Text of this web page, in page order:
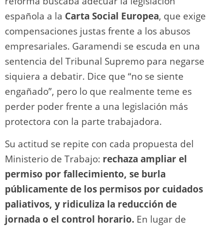
española a la Carta Social Europea, que exige
compensaciones justas frente a los abusos
empresariales. Garamendi se escuda en una
sentencia del Tribunal Supremo para negarse
siquiera a debatir. Dice que “no se siente
engañado”, pero lo que realmente teme es
perder poder frente a una legislación más
protectora con la parte trabajadora.
Su actitud se repite con cada propuesta del
Ministerio de Trabajo: rechaza ampliar el
permiso por fallecimiento, se burla
públicamente de los permisos por cuidados
paliativos, y ridiculiza la reducción de
jornada o el control horario. En lugar de